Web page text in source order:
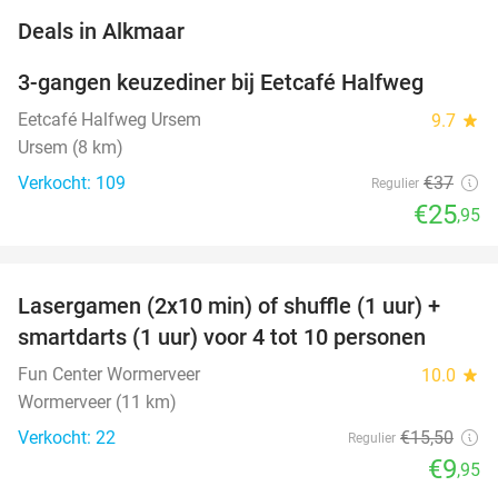
Deals in Alkmaar
3-gangen keuzediner bij Eetcafé Halfweg
Eetcafé Halfweg Ursem 9.7 star
Ursem (8 km)
Verkocht: 109
Regulier €37
€25,95
36%
NEW
TODAY
Lasergamen (2x10 min) of shuffle (1 uur) +
smartdarts (1 uur) voor 4 tot 10 personen
Fun Center Wormerveer 10.0 star
Wormerveer (11 km)
Verkocht: 22
Regulier €15,50
€9,95